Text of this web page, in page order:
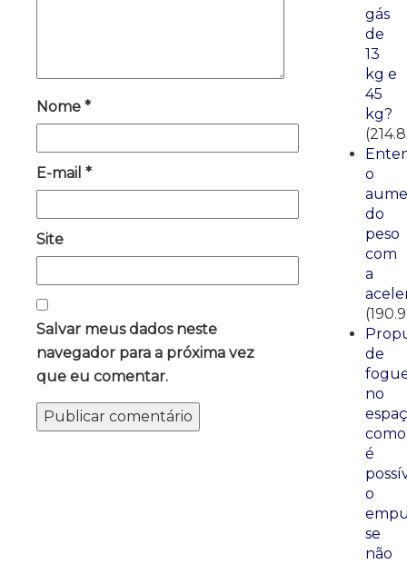
Nome *
E-mail *
Site
Salvar meus dados neste
navegador para a próxima vez
que eu comentar.
gás
de
13
kg e
45
kg?
o
do
peso
com
a
de
no
como
é
o
se
não